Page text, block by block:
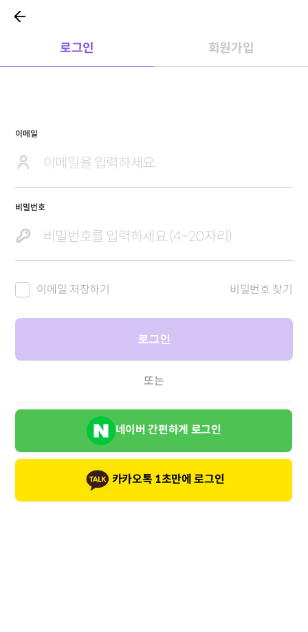
로그인 회원가입
이메일
비밀번호
이메일 저장하기 비밀번호 찾기
로그인
또는
네이버 간편하게 로그인
카카오톡 1초만에 로그인